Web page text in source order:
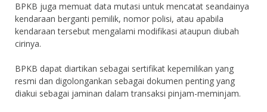
BPKB juga memuat data mutasi untuk mencatat seandainya
kendaraan berganti pemilik, nomor polisi, atau apabila
kendaraan tersebut mengalami modifikasi ataupun diubah
cirinya.
BPKB dapat diartikan sebagai sertifikat kepemilikan yang
resmi dan digolongankan sebagai dokumen penting yang
diakui sebagai jaminan dalam transaksi pinjam-meminjam.